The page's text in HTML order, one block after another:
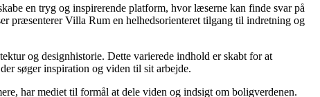
en tryg og inspirerende platform, hvor læserne kan finde svar på
præsenterer Villa Rum en helhedsorienteret tilgang til indretning og
og designhistorie. Dette varierede indhold er skabt for at
søger inspiration og viden til sit arbejde.
har mediet til formål at dele viden og indsigt om boligverdenen.